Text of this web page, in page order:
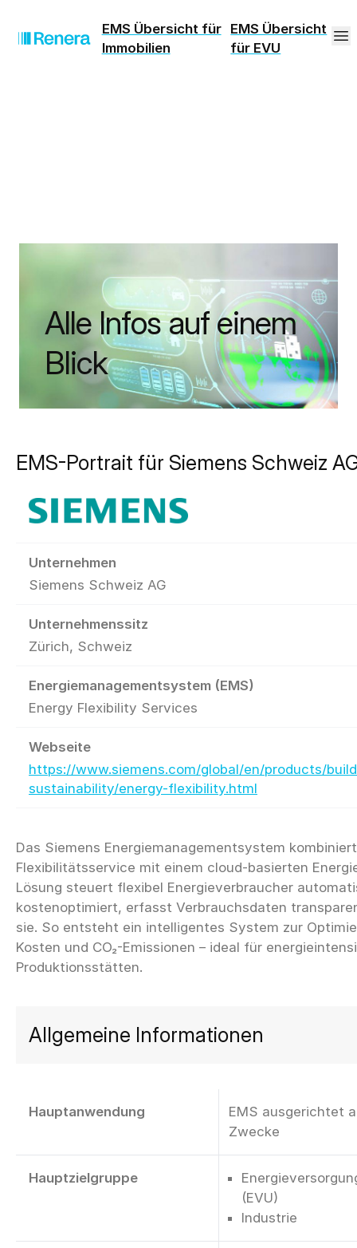
EMS Übersicht für
Immobilien
EMS Übersicht
für EVU
Alle Infos auf einem
Blick
EMS-Portrait für Siemens Schweiz
Unternehmen
Siemens Schweiz AG
Unternehmenssitz
Zürich, Schweiz
Energiemanagementsystem (EMS)
Energy Flexibility Services
Webseite
https://www.siemens.com/global/en/products/
sustainability/energy-flexibility.html
Das Siemens Energiemanagementsystem
Flexibilitätsservice mit einem cloud-basierten
Lösung steuert flexibel Energieverbraucher
kostenoptimiert, erfasst Verbrauchsdaten
sie. So entsteht ein intelligentes System zur
Kosten und CO₂-Emissionen – ideal für
Allgemeine Informationen
Hauptanwendung
EMS ausgerichtet
Zwecke
Hauptzielgruppe
(EVU)
Industrie